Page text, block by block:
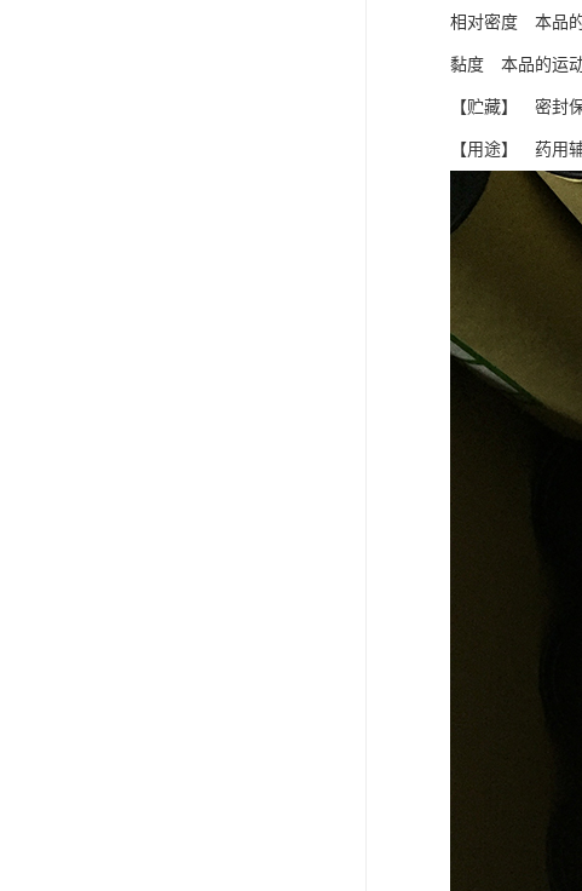
相对密度 本品的
黏度 本品的运动
【贮藏】 密封保
【用途】 药用辅